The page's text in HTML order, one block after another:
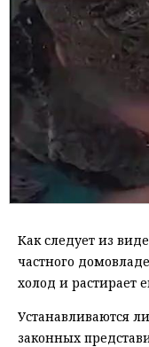
Как следует из
частного
холод и растирает
Устанавливаются
законных